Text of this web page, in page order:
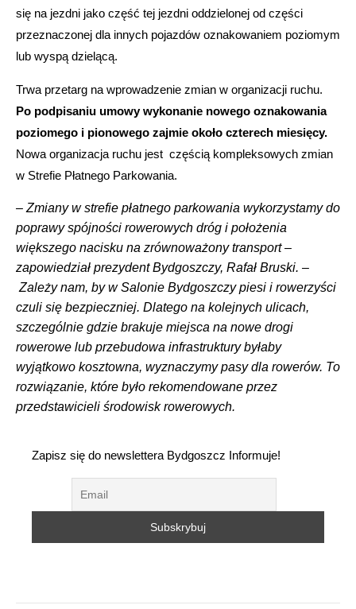
się na jezdni jako część tej jezdni oddzielonej od części
przeznaczonej dla innych pojazdów oznakowaniem poziomym
lub wyspą dzielącą.
Trwa przetarg na wprowadzenie zmian w organizacji ruchu.
Po podpisaniu umowy wykonanie nowego oznakowania
poziomego i pionowego zajmie około czterech miesięcy.
Nowa organizacja ruchu jest częścią kompleksowych zmian
w Strefie Płatnego Parkowania.
– Zmiany w strefie płatnego parkowania wykorzystamy do
poprawy spójności rowerowych dróg i położenia
większego nacisku na zrównoważony transport –
zapowiedział prezydent Bydgoszczy, Rafał Bruski. –
Zależy nam, by w Salonie Bydgoszczy piesi i rowerzyści
czuli się bezpieczniej. Dlatego na kolejnych ulicach,
szczególnie gdzie brakuje miejsca na nowe drogi
rowerowe lub przebudowa infrastruktury byłaby
wyjątkowo kosztowna, wyznaczymy pasy dla rowerów. To
rozwiązanie, które było rekomendowane przez
przedstawicieli środowisk rowerowych.
Zapisz się do newslettera Bydgoszcz Informuje!